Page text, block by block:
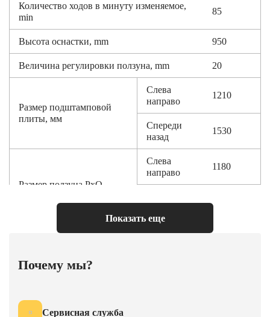
Количество ходов в минуту изменяемое,
min
85
Высота оснастки, mm 950
Величина регулировки ползуна, mm 20
Размер подштамповой
плиты, мм
Слева
направо
1210
Спереди
назад
1530
Размер ползуна PxQ
Слева
направо
1180
1260
Мощность мотора, KW 110
Нижний усилие, KN
Показать еще
Почему мы?
Сервисная служба